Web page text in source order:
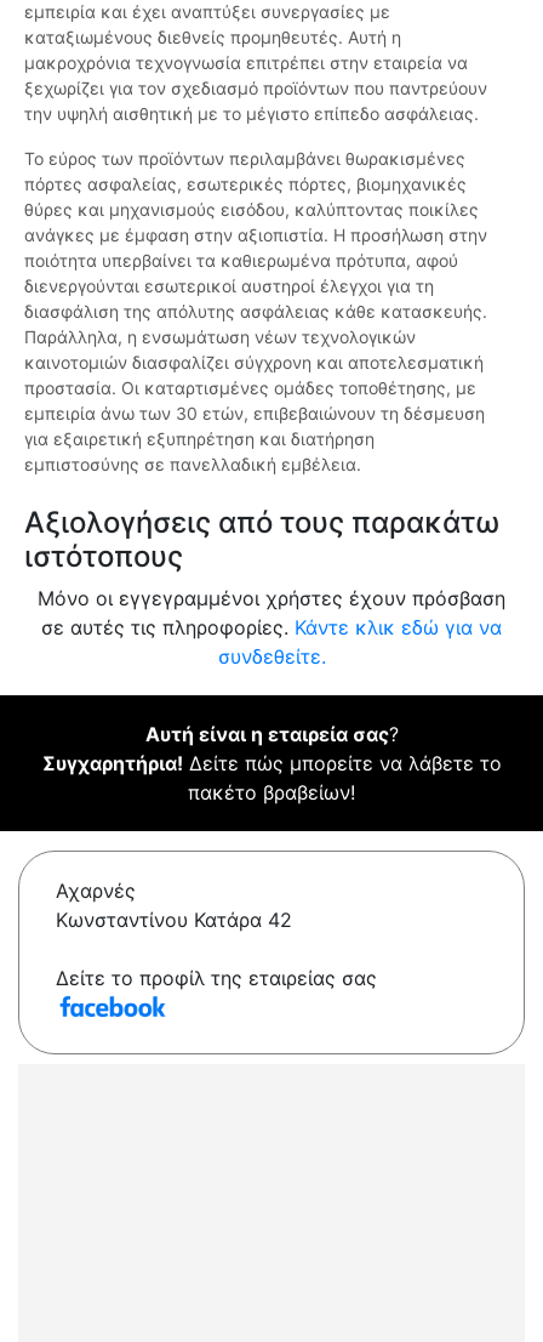
εμπειρία και έχει αναπτύξει συνεργασίες με
καταξιωμένους διεθνείς προμηθευτές. Αυτή η
μακροχρόνια τεχνογνωσία επιτρέπει στην εταιρεία να
ξεχωρίζει για τον σχεδιασμό προϊόντων που παντρεύουν
την υψηλή αισθητική με το μέγιστο επίπεδο ασφάλειας.
Το εύρος των προϊόντων περιλαμβάνει θωρακισμένες
πόρτες ασφαλείας, εσωτερικές πόρτες, βιομηχανικές
θύρες και μηχανισμούς εισόδου, καλύπτοντας ποικίλες
ανάγκες με έμφαση στην αξιοπιστία. Η προσήλωση στην
ποιότητα υπερβαίνει τα καθιερωμένα πρότυπα, αφού
διενεργούνται εσωτερικοί αυστηροί έλεγχοι για τη
διασφάλιση της απόλυτης ασφάλειας κάθε κατασκευής.
Παράλληλα, η ενσωμάτωση νέων τεχνολογικών
καινοτομιών διασφαλίζει σύγχρονη και αποτελεσματική
προστασία. Οι καταρτισμένες ομάδες τοποθέτησης, με
εμπειρία άνω των 30 ετών, επιβεβαιώνουν τη δέσμευση
για εξαιρετική εξυπηρέτηση και διατήρηση
εμπιστοσύνης σε πανελλαδική εμβέλεια.
Αξιολογήσεις από τους παρακάτω
ιστότοπους
Μόνο οι εγγεγραμμένοι χρήστες έχουν πρόσβαση
σε αυτές τις πληροφορίες. Κάντε κλικ εδώ για να
συνδεθείτε.
Αυτή είναι η εταιρεία σας?
Συγχαρητήρια! Δείτε πώς μπορείτε να λάβετε το
πακέτο βραβείων!
Αχαρνές
Κωνσταντίνου Κατάρα 42
Δείτε το προφίλ της εταιρείας σας